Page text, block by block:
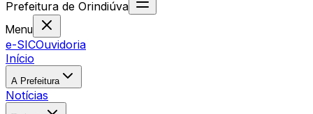
Prefeitura de Orindiúva
Menu
e-SICOuvidoria
Início
A Prefeitura
Notícias